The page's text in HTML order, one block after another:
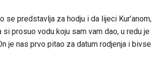
predstavlja za hodju i da lijeci Kur’anom,
prosuo vodu koju sam vam dao, u redu je
je nas prvo pitao za datum rodjenja i bivse